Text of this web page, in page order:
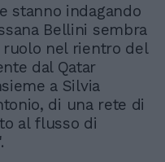
stanno indagando
Bellini sembra
nel rientro del
dal Qatar
a Silvia
di una rete di
al flusso di